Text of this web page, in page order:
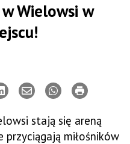
Wielowsi w
stają się areną
przyciągają miłośników